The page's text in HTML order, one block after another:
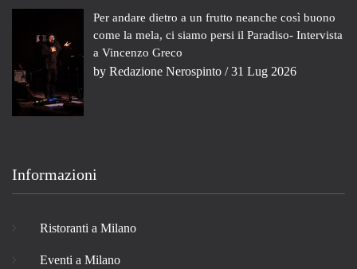
Per andare dietro a un frutto neanche così buono
come la mela, ci siamo persi il Paradiso- Intervista
a Vincenzo Greco
by Redazione Nerospinto / 31 Lug 2026
Informazioni
Ristoranti a Milano
Eventi a Milano